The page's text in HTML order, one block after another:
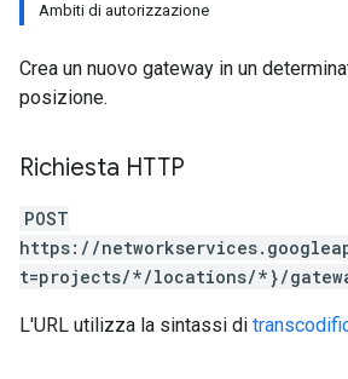
Ambiti di autorizzazione
Crea un nuovo gateway in un
posizione.
Richiesta HTTP
POST
https://
t=projects/*/locations/*}/
L'URL utilizza la sintassi di